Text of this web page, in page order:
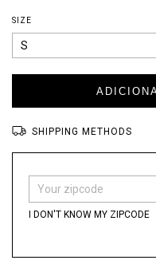
SIZE
SHIPPING METHODS
Shipping for zipcode:
I DON'T KNOW MY ZIPCODE